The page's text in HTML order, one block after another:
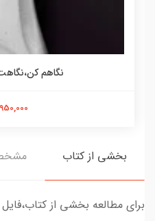
نگاهم
950,000 تومان
بخشی از کتاب
برای مطالعه بخشی از کتاب،فایل